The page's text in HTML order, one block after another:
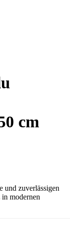
cm
und zuverlässigen
modernen